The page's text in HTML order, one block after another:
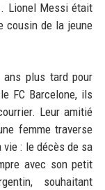
Lionel Messi était
cousin de la jeune
plus tard pour
FC Barcelone, ils
Leur amitié
femme traverse
: le décès de sa
avec son petit
souhaitant